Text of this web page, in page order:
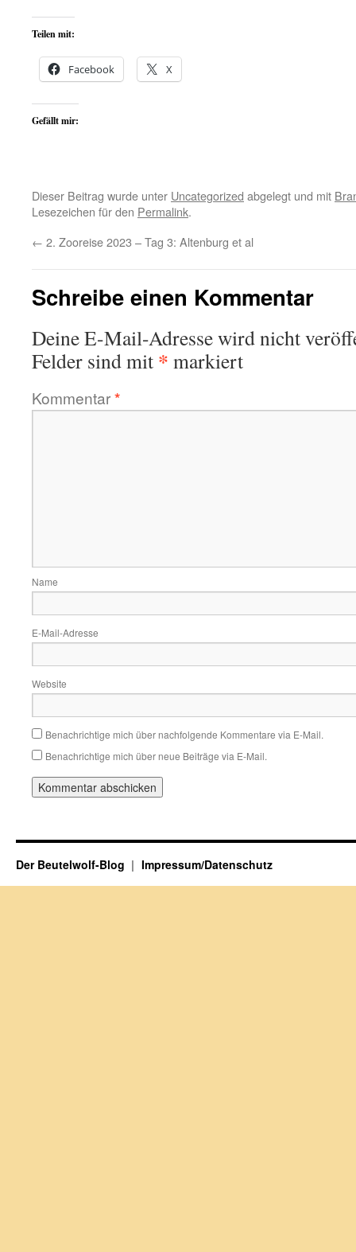
Teilen mit:
Facebook X
Gefällt mir:
Dieser Beitrag wurde unter Uncategorized abgelegt und mit
Lesezeichen für den Permalink.
← 2. Zooreise 2023 – Tag 3: Altenburg et al
Schreibe einen Kommentar
Deine E-Mail-Adresse wird nicht
Felder sind mit * markiert
Kommentar*
Name
E-Mail-Adresse
Website
Benachrichtige mich über nachfolgende Kommentare via E-Mail.
Benachrichtige mich über neue Beiträge via E-Mail.
Der Beutelwolf-Blog Impressum/Datenschutz